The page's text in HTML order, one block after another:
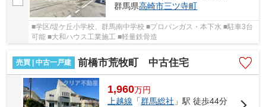
群馬県高崎市三ツ寺町
■学区/堤ケ丘小学校、群馬南中学校 ■プロパンガス・本下水 ■駐車3台
可能 ■大和ハウス工業施工 ■軽量鉄骨造
売買 | 中古一戸建 前橋市荒牧町 中古住宅
1,960万円
上越線 「群馬総社 」駅 徒歩44分